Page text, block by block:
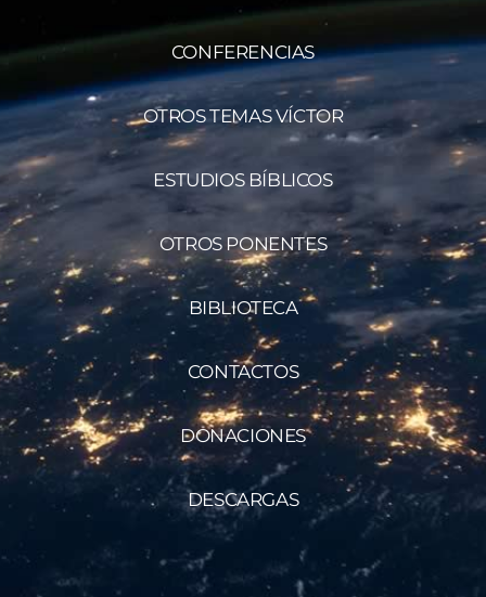
CONFERENCIAS
OTROS TEMAS VÍCTOR
ESTUDIOS BÍBLICOS
OTROS PONENTES
BIBLIOTECA
CONTACTOS
DONACIONES
DESCARGAS